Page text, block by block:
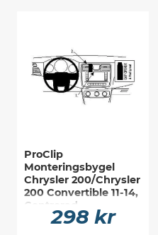
ProClip
Monteringsbygel
Chrysler 200/Chrysler
200 Convertible 11-14,
Centrerad298 kr